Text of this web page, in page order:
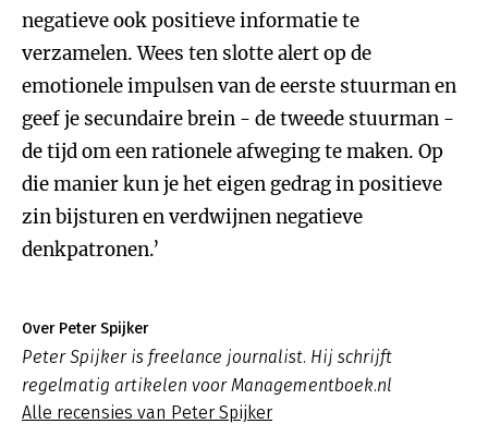
negatieve ook positieve informatie te
verzamelen. Wees ten slotte alert op de
emotionele impulsen van de eerste stuurman en
geef je secundaire brein - de tweede stuurman -
de tijd om een rationele afweging te maken. Op
die manier kun je het eigen gedrag in positieve
zin bijsturen en verdwijnen negatieve
denkpatronen.’
Over Peter Spijker
Peter Spijker is freelance journalist. Hij schrijft
regelmatig artikelen voor Managementboek.nl
Alle recensies van Peter Spijker